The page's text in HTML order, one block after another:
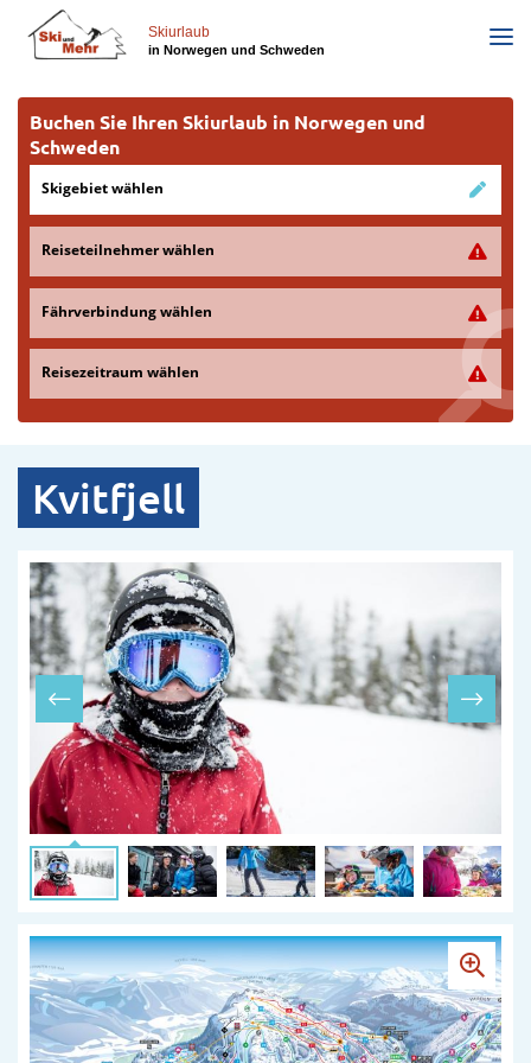
zum
Inhalt
Skiurlaub
in Norwegen und Schweden
Buchen Sie Ihren Skiurlaub in Norwegen und
Schweden
Skigebiet wählen
Reiseteilnehmer wählen
Fährverbindung wählen
Reisezeitraum wählen
Kvitfjell